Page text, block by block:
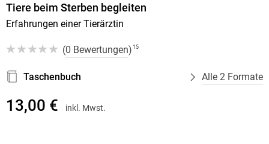
Tiere beim Sterben begleiten
Erfahrungen einer Tierärztin
(0 Bewertungen) 15
Taschenbuch Alle 2 Formate
13,00 € inkl. Mwst.